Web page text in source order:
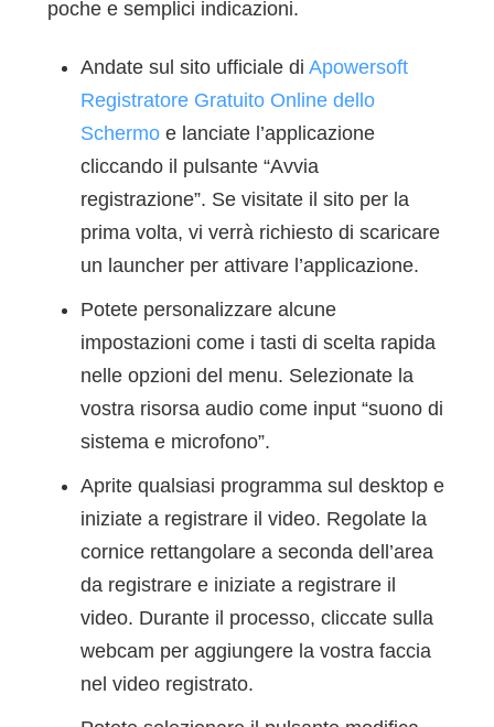
poche e semplici indicazioni.
Andate sul sito ufficiale di Apowersoft
Registratore Gratuito Online dello
Schermoe lanciate l’applicazione
cliccando il pulsante “Avvia
registrazione”. Se visitate il sito per la
prima volta, vi verrà richiesto di scaricare
un launcher per attivare l’applicazione.
Potete personalizzare alcune
impostazioni come i tasti di scelta rapida
nelle opzioni del menu. Selezionate la
vostra risorsa audio come input “suono di
sistema e microfono”.
Aprite qualsiasi programma sul desktop e
iniziate a registrare il video. Regolate la
cornice rettangolare a seconda dell’area
da registrare e iniziate a registrare il
video. Durante il processo, cliccate sulla
webcam per aggiungere la vostra faccia
nel video registrato.